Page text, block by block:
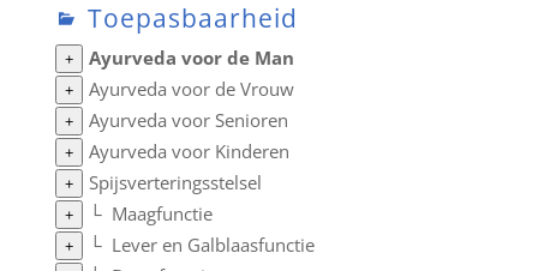
Toepasbaarheid
+ Ayurveda voor de Man
+ Ayurveda voor de Vrouw
+ Ayurveda voor Senioren
+ Ayurveda voor Kinderen
+ Spijsverteringsstelsel
+ └ Maagfunctie
+ └ Lever en Galblaasfunctie